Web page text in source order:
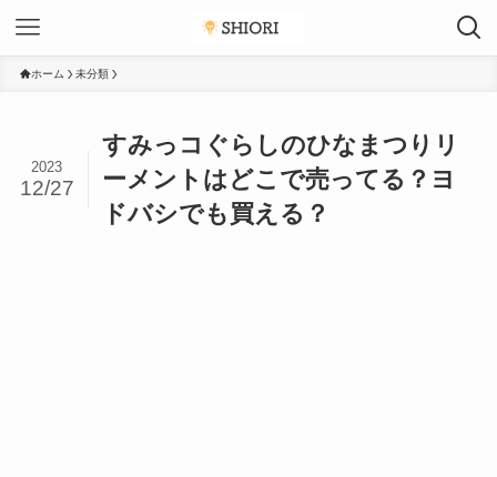
ホーム 未分類
すみっコぐらしのひなまつりリ
ーメントはどこで売ってる？ヨ
ドバシでも買える？
2023
12/27